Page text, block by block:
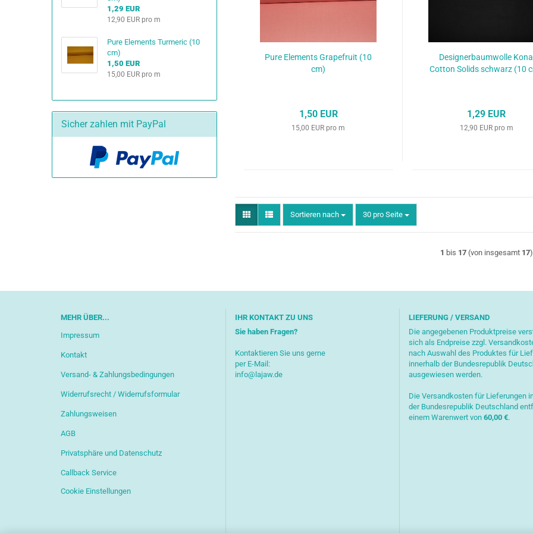
Pure Elements Grapefruit (10
cm)
1,50 EUR
15,00 EUR pro m
Designerbaumwolle Kona
Cotton Solids schwarz (10
1,29 EUR
12,90 EUR pro m
Sortieren nach
Sortieren nach 30 pro Seite
pro Seite
1 bis 17 (von insgesamt 17)
1,29 EUR
12,90 EUR pro m
Pure Elements Turmeric (10
cm)
1,50 EUR
15,00 EUR pro m
Sicher zahlen mit PayPal
MEHR ÜBER...
Impressum
Kontakt
Versand- & Zahlungsbedingungen
Widerrufsrecht / Widerrufsformular
Zahlungsweisen
AGB
Privatsphäre und Datenschutz
Callback Service
Cookie Einstellungen
IHR KONTAKT ZU UNS
Sie haben Fragen?
Kontaktieren Sie uns gerne
per E-Mail:
info@lajaw.de
LIEFERUNG / VERSAND
Die angegebenen Produktpreise
sich als Endpreise zzgl.
nach Auswahl des Produktes für
innerhalb der Bundesrepublik
ausgewiesen werden.
Die Versandkosten für Lieferungen
der Bundesrepublik Deutschland
einem Warenwert von 60,00 €.